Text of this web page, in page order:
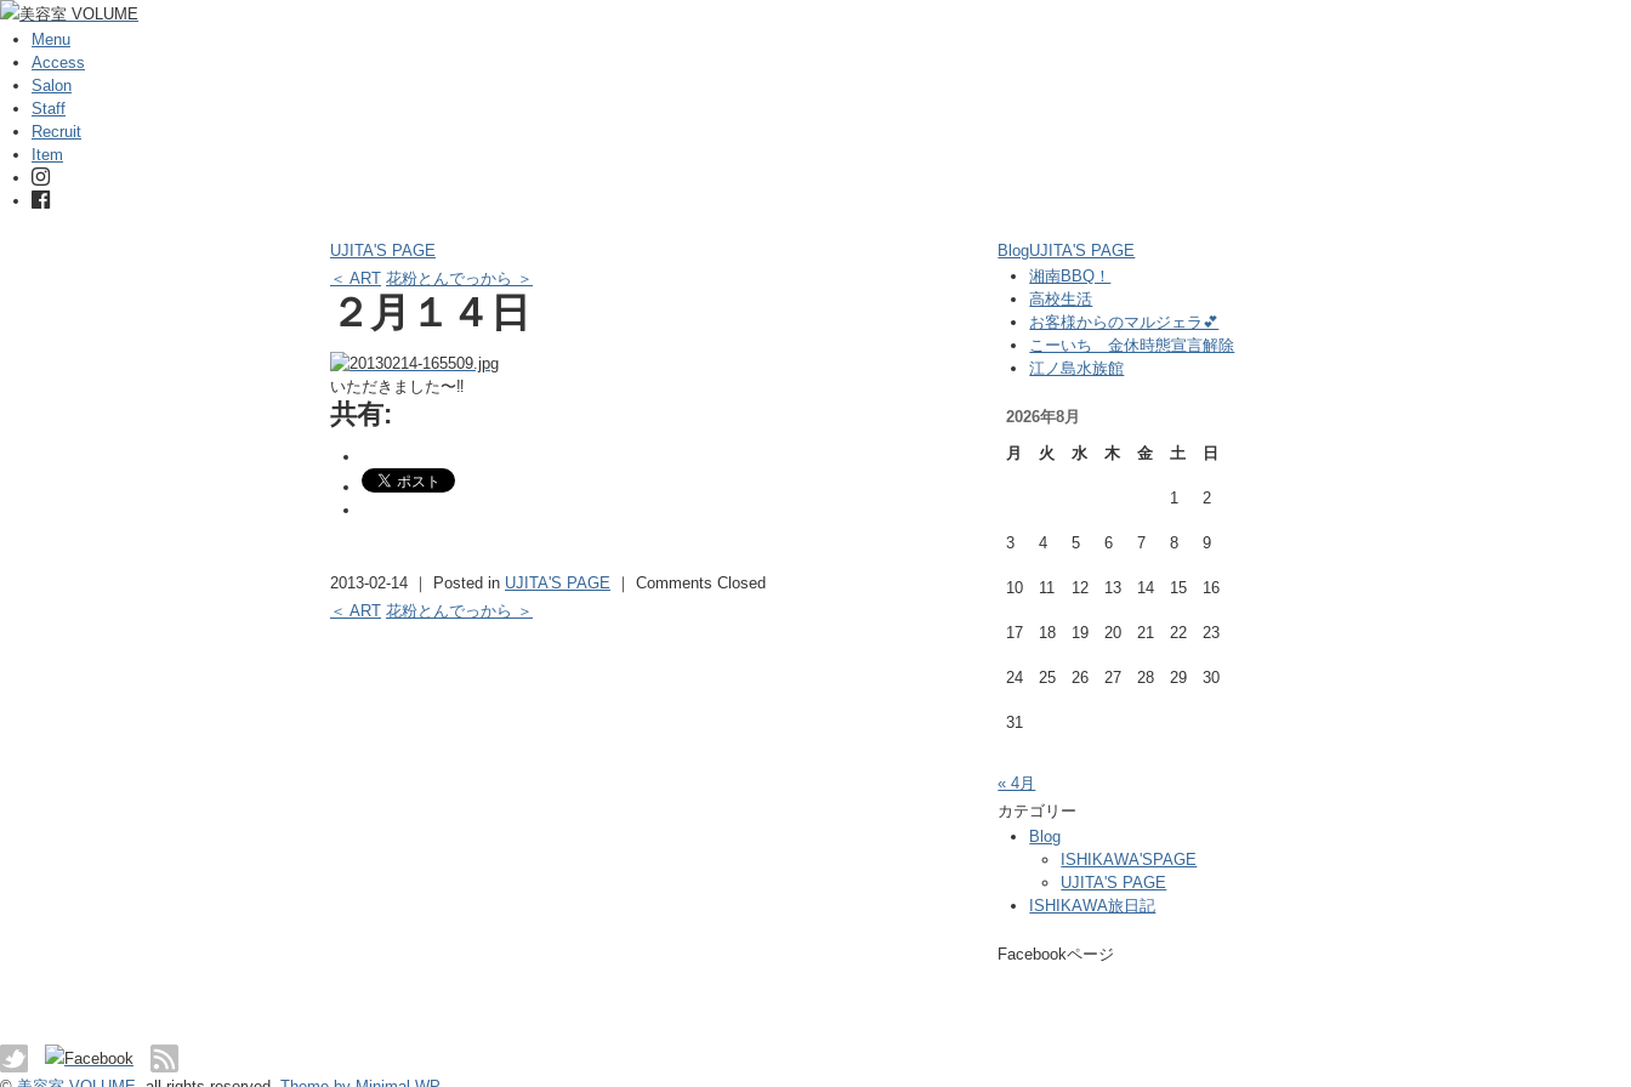
Menu
Access
Salon
Staff
Recruit
Item
UJITA'S PAGE
＜ ART 花粉とんでっから ＞
２月１４日
いただきました〜‼
共有:
2013-02-14 ｜ Posted in UJITA'S PAGE ｜ Comments Closed
＜ ART 花粉とんでっから ＞
BlogUJITA'S PAGE
湘南BBQ！
高校生活
お客様からのマルジェラ💕
こーいち 金休時態宣言解除
江ノ島水族館
2026年8月
月
火 水 木 金 土 日
1 2
3 4 5 6 7 8 9
10 11 12 13 14 15 16
17 18 19 20 21 22 23
24 25 26 27 28 29 30
31
« 4月
カテゴリー
Blog
ISHIKAWA'SPAGE
UJITA'S PAGE
ISHIKAWA旅日記
Facebookページ